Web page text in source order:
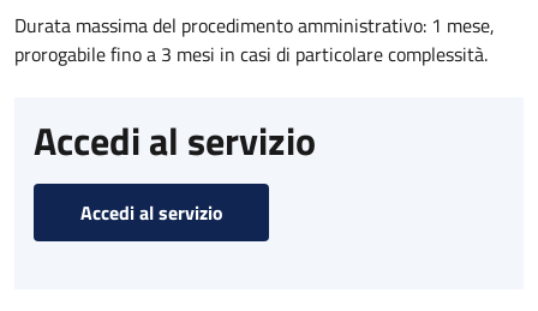
Durata massima del procedimento amministrativo: 1 mese,
prorogabile fino a 3 mesi in casi di particolare complessità.
Accedi al servizio
Accedi al servizio